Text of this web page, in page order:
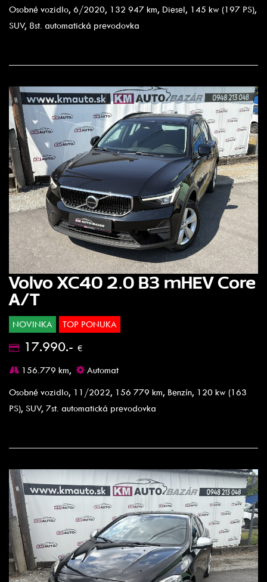
Osobné vozidlo, 6/2020, 132 947 km, Diesel, 145 kw (197 PS),
SUV, 8st. automatická prevodovka
Volvo XC40 2.0 B3 mHEV Core
A/T
NOVINKA TOP PONUKA
17.990.- €
156.779 km,
Automat
Osobné vozidlo, 11/2022, 156 779 km, Benzín, 120 kw (163
PS), SUV, 7st. automatická prevodovka